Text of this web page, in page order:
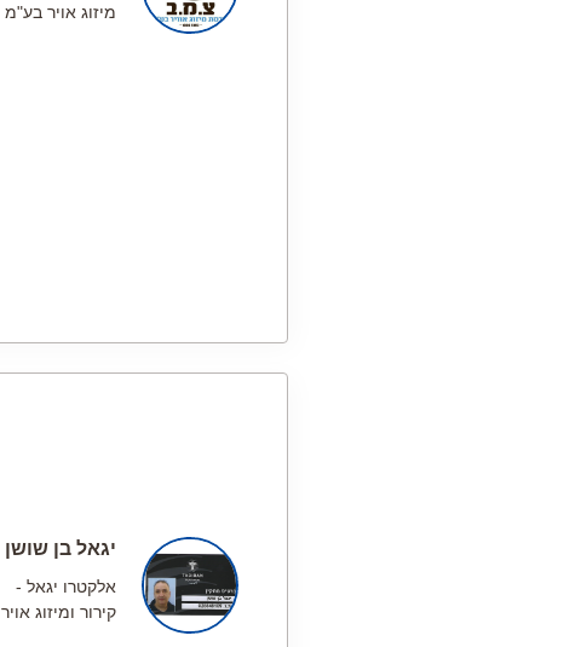
מיזוג אויר בע"מ
יגאל בן שושן
אלקטרו יגאל -
קירור ומיזוג אויר